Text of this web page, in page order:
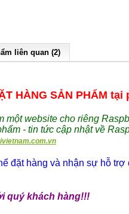
liên quan (2)
HÀNG SẢN PHẨM
một website cho riêng
- tin tức cập nhật về
đặt hàng và nhận sự hỗ
quý khách hàng!!!